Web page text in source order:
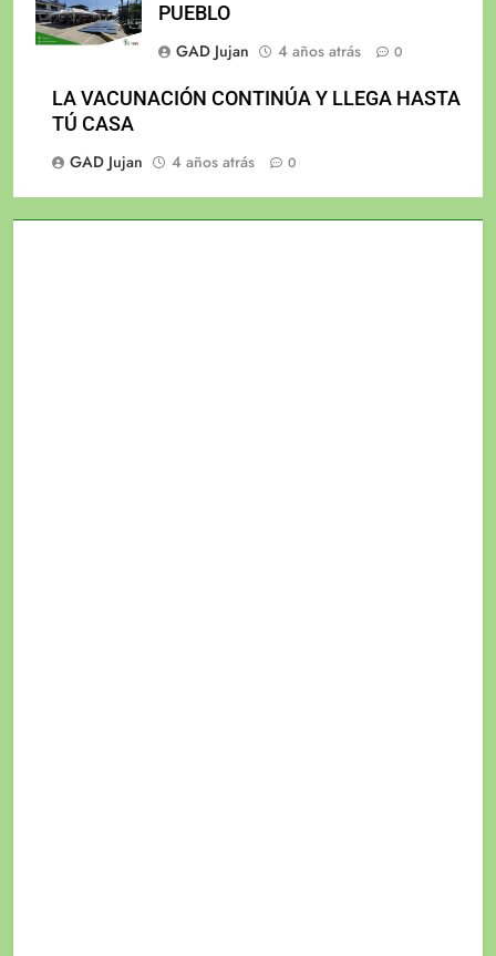
PUEBLO
GAD Jujan
4 años atrás 0
LA VACUNACIÓN CONTINÚA Y LLEGA HASTA
TÚ CASA
GAD Jujan
4 años atrás 0